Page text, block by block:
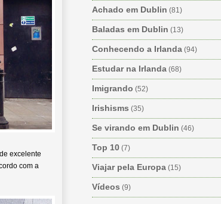
excelente
com a
Achado em Dublin (81)
Baladas em Dublin (13)
Conhecendo a Irlanda (94)
Estudar na Irlanda (68)
Imigrando (52)
Irishisms (35)
Se virando em Dublin (46)
Top 10 (7)
Viajar pela Europa (15)
Vídeos (9)